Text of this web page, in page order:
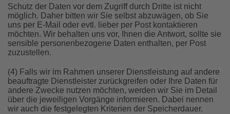
Schutz der Daten vor dem Zugriff durch Dritte ist nicht
möglich. Daher bitten wir Sie selbst abzuwägen, ob Sie
uns per E-Mail oder evtl. lieber per Post kontaktieren
möchten. Wir behalten uns vor, Ihnen die Antwort, sollte sie
sensible personenbezogene Daten enthalten, per Post
zuzustellen.
(4) Falls wir im Rahmen unserer Dienstleistung auf andere
beauftragte Dienstleister zurückgreifen oder Ihre Daten für
andere Zwecke nutzen möchten, werden wir Sie im Detail
über die jeweiligen Vorgänge informieren. Dabei nennen
wir auch die festgelegten Kriterien der Speicherdauer.